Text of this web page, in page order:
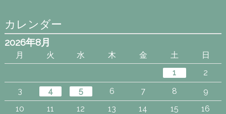
カレンダー
2026年8月
月 火 水 木 金 土
日
1
2
3
4 5 6 7 8
9
10
11 12 13 14 15
16